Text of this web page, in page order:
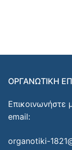
ΟΡΓΑΝΩΤΙΚΗ
Επικοινωνήστε
email:
organotiki-